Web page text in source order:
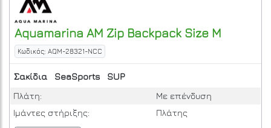
Aquamarina AM Zip Backpack Size M
Κωδικός: AQM-28321-NCC
Σακίδια SeaSports
SUP
Πλάτη:
Με επένδυση
Ιμάντες στήριξης:
Πλάτης